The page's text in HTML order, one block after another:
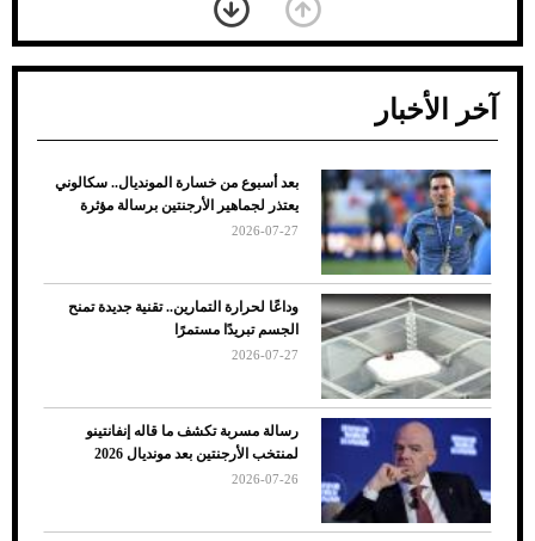
ضعف تبريد مكيف السيارة عند الوقوف.. أشهر
الأسباب والحلول
آخر الأخبار
بعد أسبوع من خسارة المونديال.. سكالوني
يعتذر لجماهير الأرجنتين برسالة مؤثرة
2026-07-27
وداعًا لحرارة التمارين.. تقنية جديدة تمنح
الجسم تبريدًا مستمرًا
2026-07-27
رسالة مسربة تكشف ما قاله إنفانتينو
لمنتخب الأرجنتين بعد مونديال 2026
2026-07-26